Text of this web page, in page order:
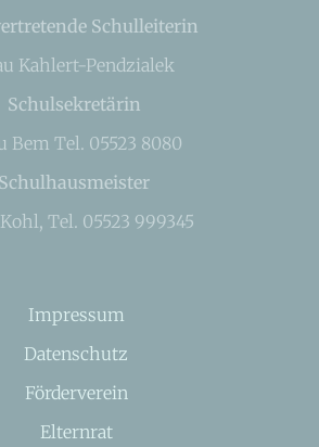
Schulleiterin
Kahlert-Pendzialek
Schulsekretärin
Bem Tel. 05523 8080
Schulhausmeister
Tel. 05523 999345
Impressum
Datenschutz
Förderverein
Elternrat